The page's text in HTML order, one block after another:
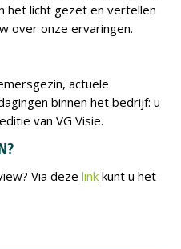
het licht gezet en vertellen
over onze ervaringen.
actuele
binnen het bedrijf: u
van VG Visie.
Via deze link kunt u het